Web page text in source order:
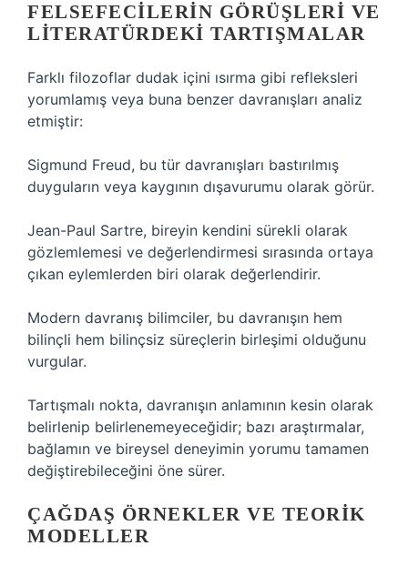
FELSEFECILERIN GÖRÜŞLERI VE
LITERATÜRDEKI TARTIŞMALAR
Farklı filozoflar dudak içini ısırma gibi refleksleri
yorumlamış veya buna benzer davranışları analiz
etmiştir:
Sigmund Freud, bu tür davranışları bastırılmış
duyguların veya kaygının dışavurumu olarak görür.
Jean-Paul Sartre, bireyin kendini sürekli olarak
gözlemlemesi ve değerlendirmesi sırasında ortaya
çıkan eylemlerden biri olarak değerlendirir.
Modern davranış bilimciler, bu davranışın hem
bilinçli hem bilinçsiz süreçlerin birleşimi olduğunu
vurgular.
Tartışmalı nokta, davranışın anlamının kesin olarak
belirlenip belirlenemeyeceğidir; bazı araştırmalar,
bağlamın ve bireysel deneyimin yorumu tamamen
değiştirebileceğini öne sürer.
ÇAĞDAŞ ÖRNEKLER VE TEORIK
MODELLER